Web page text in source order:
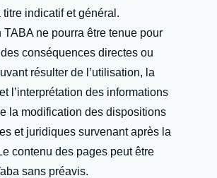
titre indicatif et général.
TABA ne pourra être tenue pour
conséquences directes ou
résulter de l’utilisation, la
l’interprétation des informations
la modification des dispositions
et juridiques survenant après la
contenu des pages peut être
sans préavis.